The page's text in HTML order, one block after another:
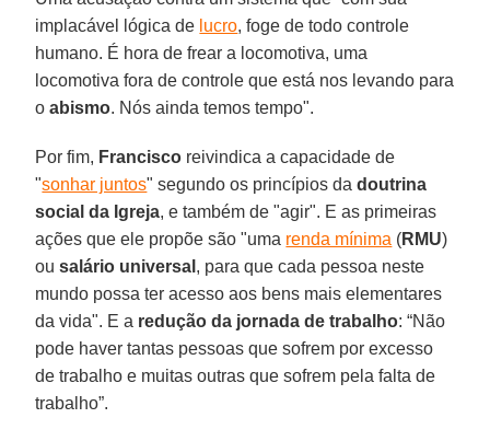
implacável lógica de lucro, foge de todo controle
humano. É hora de frear a locomotiva, uma
locomotiva fora de controle que está nos levando para
oabismo. Nós ainda temos tempo".
Por fim, Francisco reivindica a capacidade de
"sonhar juntos" segundo os princípios dadoutrina
social da Igreja, e também de "agir". E as primeiras
ações que ele propõe são "uma renda mínima (RMU)
ousalário universal , para que cada pessoa neste
mundo possa ter acesso aos bens mais elementares
da vida". E a redução da jornada de trabalho: “Não
pode haver tantas pessoas que sofrem por excesso
de trabalho e muitas outras que sofrem pela falta de
trabalho”.